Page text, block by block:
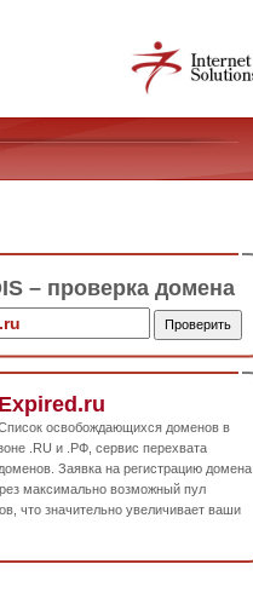
– проверка домена
Expired.ru
освобождающихся доменов в
.RU и .РФ, сервис перехвата
доменов. Заявка на регистрацию домена
максимально возможный пул
что значительно увеличивает ваши